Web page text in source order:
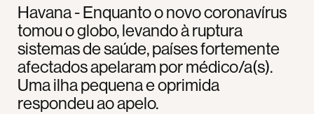
Havana - Enquanto o novo coronavírus
tomou o globo, levando à ruptura
sistemas de saúde, países fortemente
afectados apelaram por médico/a(s).
Uma ilha pequena e oprimida
respondeu ao apelo.